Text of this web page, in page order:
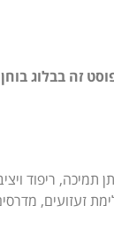
זה בבלוג
ריפוד
זעזועים,